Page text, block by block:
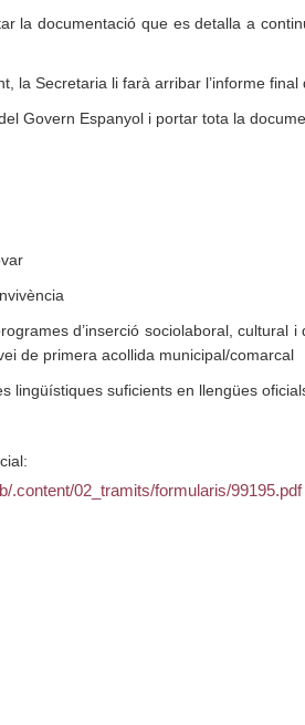
la documentació que es detalla a
la Secretaria li farà arribar l’informe
Govern Espanyol i portar tota la
d’inserció sociolaboral,
de primera acollida municipal/comarcal
lingüístiques suficients en llengües
.content/02_tramits/formularis/99195.pdf